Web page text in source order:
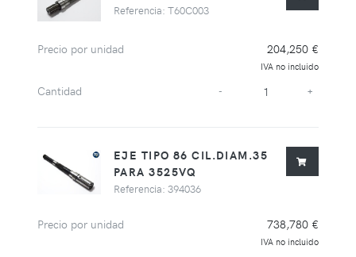
Referencia: T60C003
Precio por unidad 204,250 €
IVA no incluido
Cantidad - +
EJE TIPO 86 CIL.DIAM.35
PARA 3525VQ
Referencia: 394036
Precio por unidad 738,780 €
IVA no incluido